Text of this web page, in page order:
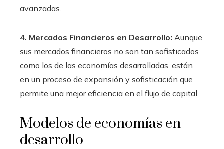
avanzadas.
4. Mercados Financieros en Desarrollo: Aunque
sus mercados financieros no son tan sofisticados
como los de las economías desarrolladas, están
en un proceso de expansión y sofisticación que
permite una mejor eficiencia en el flujo de capital.
Modelos de economías en
desarrollo